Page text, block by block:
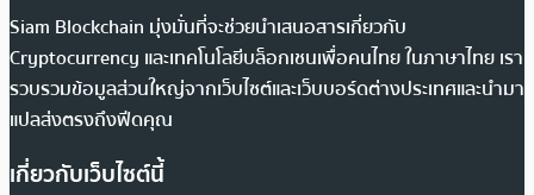
Siam Blockchain มุ่งมั่นที่จะช่วยนำเสนอสารเกี่ยวกับ
Cryptocurrency และเทคโนโลยีบล็อกเชนเพื่อคนไทย ในภาษาไทย เรา
รวบรวมข้อมูลส่วนใหญ่จากเว็บไซต์และเว็บบอร์ดต่างประเทศและนำมา
แปลส่งตรงถึงฟีดคุณ
เกี่ยวกับเว็บไซต์นี้